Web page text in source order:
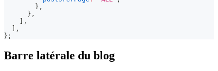
} ,
} ,
,
,
} ;
Barre latérale du blog